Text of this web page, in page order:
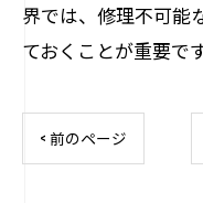
界では、修理不可能
ておくことが重要です
< 前のページ